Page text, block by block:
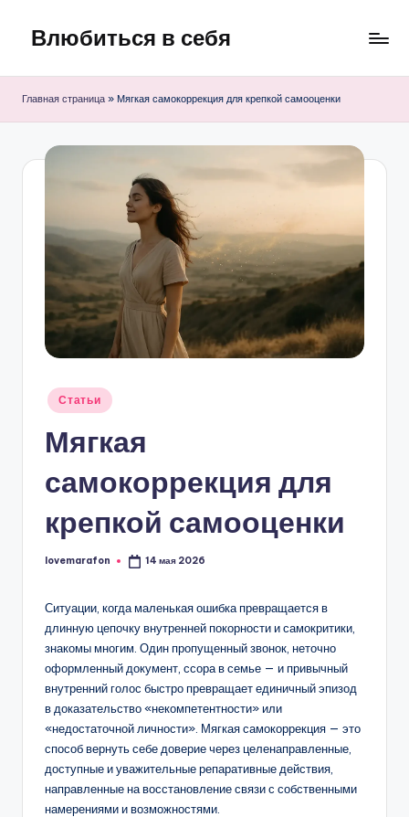
Перейти
содержимому
Влюбиться в себя
Главная страница » Мягкая самокоррекция для крепкой самооценки
Опубликовано
Статьи
Мягкая
самокоррекция для
крепкой самооценки
Запись
lovemarafon 14 мая 2026
Ситуации, когда маленькая ошибка превращается в
длинную цепочку внутренней покорности и самокритики,
знакомы многим. Один пропущенный звонок, неточно
оформленный документ, ссора в семье — и привычный
внутренний голос быстро превращает единичный эпизод
в доказательство «некомпетентности» или
«недостаточной личности». Мягкая самокоррекция — это
способ вернуть себе доверие через целенаправленные,
доступные и уважительные репаративные действия,
направленные на восстановление связи с собственными
намерениями и возможностями.